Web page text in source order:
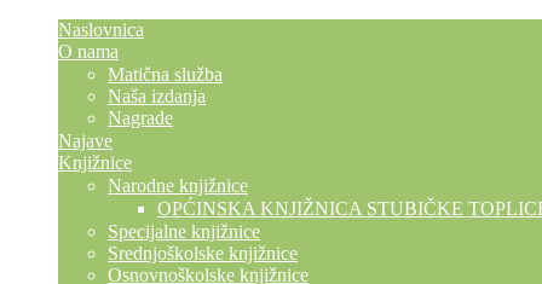
Naslovnica
O nama
Matična služba
Naša izdanja
Nagrade
Najave
Knjižnice
Narodne knjižnice
OPĆINSKA KNJIŽNICA STUBIČKE
Specijalne knjižnice
Srednjoškolske knjižnice
Osnovnoškolske knjižnice